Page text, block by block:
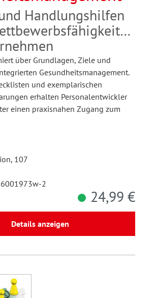
Handlungshilfen
über Grundlagen, Ziele und
Gesundheitsmanagement.
und exemplarischen
erhalten Personalentwickler
einen praxisnahen Zugang zum
107
2
24,99 €
Details anzeigen